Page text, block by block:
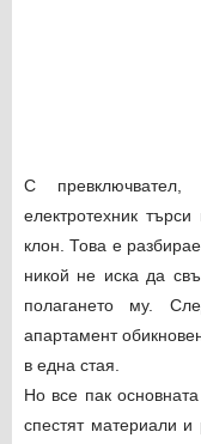
С превключвател,
електротехник
клон. Това е
никой не иска да
полагането му.
апартамент
в една стая.
Но все пак
спестят материали